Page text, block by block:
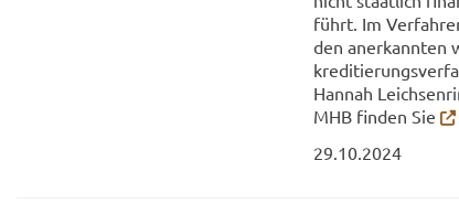
führt. Im
den an­er­kann­ten
Han­nah
MHB fin­den Sie
29.10.2024